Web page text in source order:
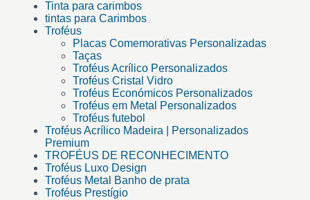
Tinta para carimbos
tintas para Carimbos
Troféus
Placas Comemorativas Personalizadas
Taças
Troféus Acrílico Personalizados
Troféus Cristal Vidro
Troféus Económicos Personalizados
Troféus em Metal Personalizados
Troféus futebol
Troféus Acrílico Madeira | Personalizados
Premium
TROFÉUS DE RECONHECIMENTO
Troféus Luxo Design
Troféus Metal Banho de prata
Troféus Prestígio